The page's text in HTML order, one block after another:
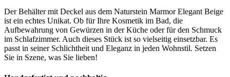
Der Behälter mit Deckel aus dem Naturstein Marmor Elegant Beige
ist ein echtes Unikat. Ob für Ihre Kosmetik im Bad, die
Aufbewahrung von Gewürzen in der Küche oder für den Schmuck
im Schlafzimmer. Auch dieses Stück ist so vielseitig einsetzbar. Es
passt in seiner Schlichtheit und Eleganz in jeden Wohnstil. Setzen
Sie in Szene, was Sie lieben!